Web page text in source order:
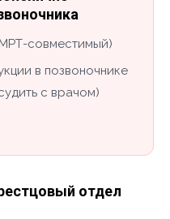
совместимый)
в позвоночнике
с врачом)
отдел